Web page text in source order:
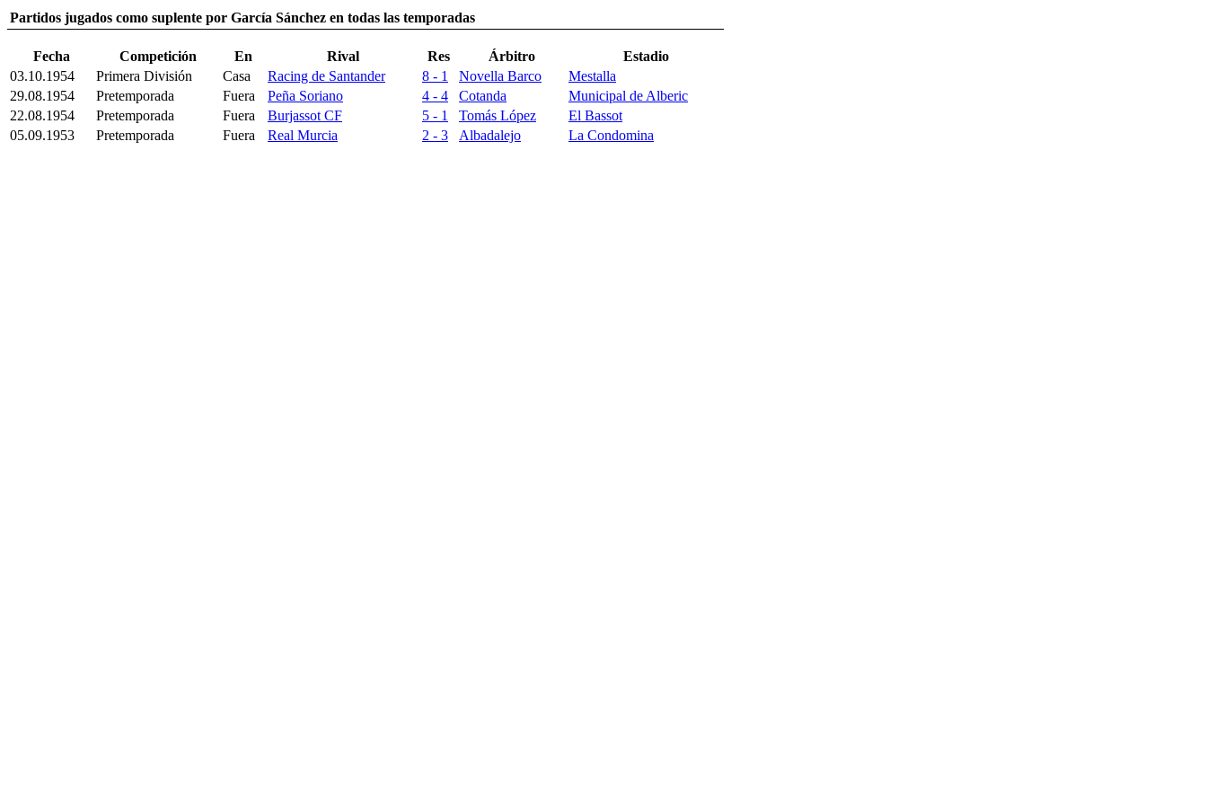
Partidos jugados como suplente por García Sánchez en todas las temporadas
Fecha Competición En Rival Res Árbitro
Estadio
03.10.1954
Primera División Casa Racing de Santander 8 - 1 Novella Barco
Mestalla
29.08.1954
Pretemporada Fuera Peña Soriano 4 - 4 Cotanda
Municipal de Alberic
22.08.1954
Pretemporada Fuera Burjassot CF 5 - 1 Tomás López
El Bassot
05.09.1953
Pretemporada Fuera Real Murcia 2 - 3 Albadalejo La Condomina